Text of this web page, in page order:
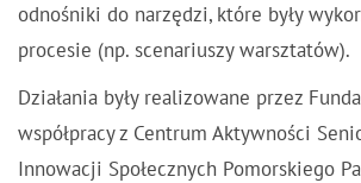
odnośniki do narzędzi, które były
procesie (np. scenariuszy warsztatów).
Działania były realizowane przez
współpracy z Centrum Aktywności
Innowacji Społecznych Pomorskiego